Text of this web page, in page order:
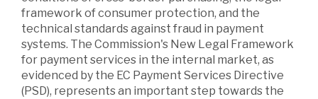
framework of consumer protection, and the
technical standards against fraud in payment
systems. The Commission's New Legal Framework
for payment services in the internal market, as
evidenced by the EC Payment Services Directive
(PSD), represents an important step towards the